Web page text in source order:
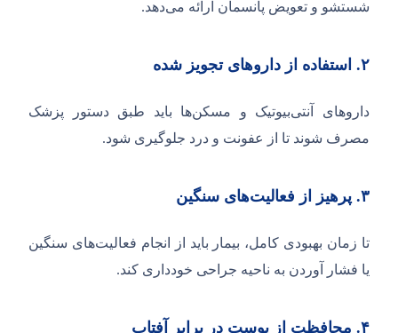
شستشو و تعویض پانسمان ارائه می‌دهد.
۲. استفاده از داروهای تجویز شده
داروهای آنتی‌بیوتیک و مسکن‌ها باید طبق دستور پزشک
مصرف شوند تا از عفونت و درد جلوگیری شود.
۳. پرهیز از فعالیت‌های سنگین
تا زمان بهبودی کامل، بیمار باید از انجام فعالیت‌های سنگین
یا فشار آوردن به ناحیه جراحی خودداری کند.
۴. محافظت از پوست در برابر آفتاب